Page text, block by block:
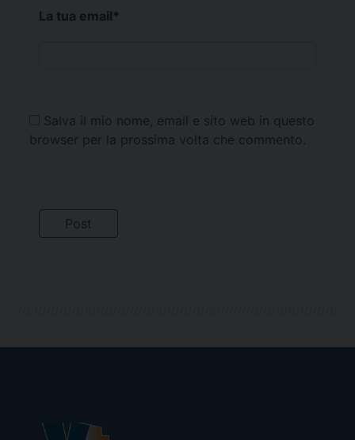
La tua email*
Salva il mio nome, email e sito web in questo
browser per la prossima volta che commento.